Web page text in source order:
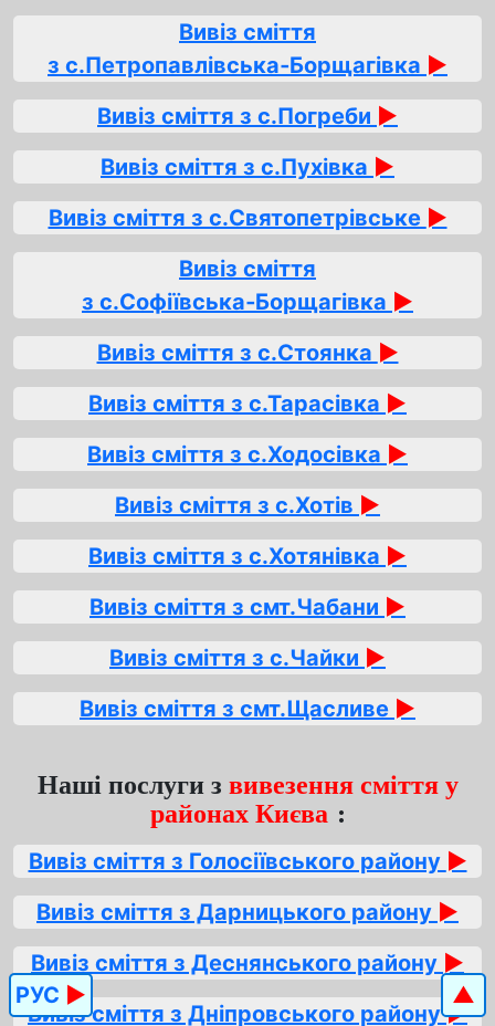
Вивіз сміття
з с.Петропавлівська‑Борщагівка ►
Вивіз сміття з с.Погреби ►
Вивіз сміття з с.Пухівка ►
Вивіз сміття з с.Святопетрівське ►
Вивіз сміття
з с.Софіївська‑Борщагівка ►
Вивіз сміття з с.Стоянка ►
Вивіз сміття з с.Тарасівка ►
Вивіз сміття з с.Ходосівка ►
Вивіз сміття з с.Хотів ►
Вивіз сміття з с.Хотянівка ►
Вивіз сміття з смт.Чабани ►
Вивіз сміття з с.Чайки ►
Вивіз сміття з смт.Щасливе ►
Наші послуги з вивезення сміття у
районах Києва:
Вивіз сміття з Голосіївського району ►
Вивіз сміття з Дарницького району ►
Вивіз сміття з Деснянського району ►
Вивіз сміття з Дніпровського району►
РУС ► ▲